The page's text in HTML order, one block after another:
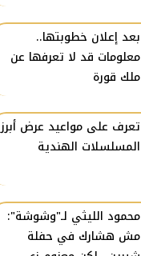
بعد إعلان خطوبتها..
معلومات قد لا تعرفها عن
ملك قورة
تعرف على مواعيد عرض أبرز
المسلسلات الهندية
محمود الليثي لـ"وشوشة":
مش هشارك في حفلة